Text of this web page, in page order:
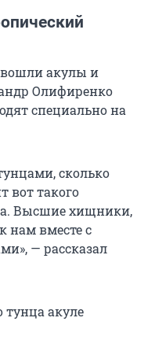
вошли акулы и
Олифиренко
специально на
сколько
вот такого
Высшие хищники,
нам вместе с
— рассказал
тунца акуле